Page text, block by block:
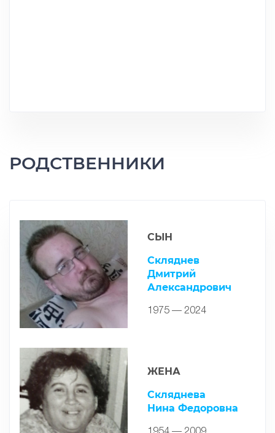
РОДСТВЕННИКИ
СЫН
Скляднев
Дмитрий
Александрович
1975 — 2024
ЖЕНА
Скляднева
Нина Федоровна